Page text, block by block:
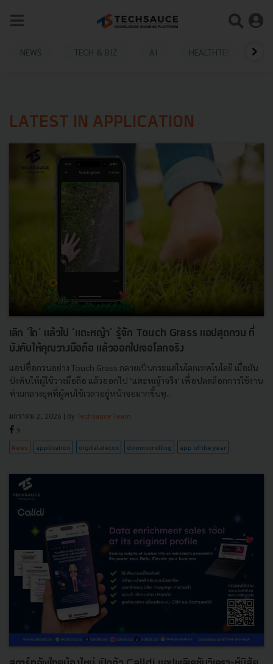
NEWS TECH & BIZ AI HEALTHTECH
LATEST IN APPLICATION
เลิก ‘ไถ’ แล้วไป ‘แตะหญ้า’ รู้จัก Touch Grass แอปสุดกวน ที่
บังคับให้คุณวางมือถือ แล้วออกไปเจอโลกจริง
แอปชื่อกวนอย่าง Touch Grass กลายเป็นกระแสในโลกเทคโนโลยี เมื่อมัน
บังคับให้ผู้ใช้วางมือถือ แล้วออกไป ‘แตะหญ้าจริง’ เพื่อปลดล็อกการใช้งาน
ท่ามกลางยุคที่ผู้คนใช้เวลาอยู่หน้าจอมากขึ้นทุ...
มกราคม 2, 2026 | By Techsauce Team
9
News application digital-detox doomscrolling app of the year